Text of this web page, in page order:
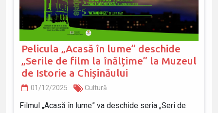
Pelicula „Acasă în lume” deschide
„Serile de film la înălțime” la Muzeul
de Istorie a Chișinăului
01/12/2025 Cultură
Filmul „Acasă în lume” va deschide seria „Seri de